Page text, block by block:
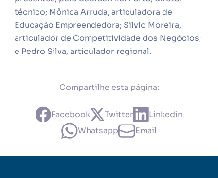
técnico; Mônica Arruda, articuladora de
Educação Empreendedora; Silvio Moreira,
articulador de Competitividade dos Negócios;
e Pedro Silva, articulador regional.
Compartilhe esta página:
Facebook Twitter
Linkedin
Whatsapp
Email